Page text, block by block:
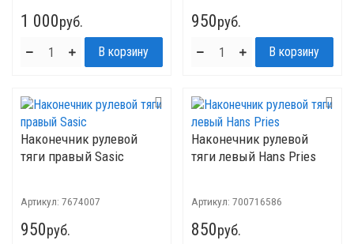
1 000руб. 950руб.
Наконечник рулевой
тяги правый Sasic
Артикул: 7674007
950руб.
Наконечник рулевой
тяги левый Hans Pries
Артикул: 700716586
850руб.